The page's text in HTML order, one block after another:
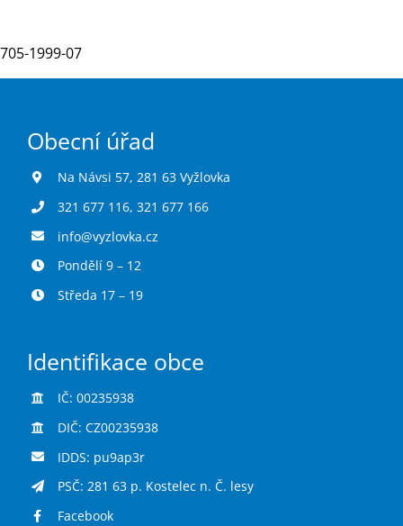
Hlášení závad
705-1999-07
Obecní úřad
Na Návsi 57, 281 63 Vyžlovka
321 677 116, 321 677 166
info@vyzlovka.cz
Pondělí 9 – 12
Středa 17 – 19
Identifikace obce
IČ: 00235938
DIČ: CZ00235938
IDDS: pu9ap3r
PSČ: 281 63 p. Kostelec n. Č. lesy
Facebook